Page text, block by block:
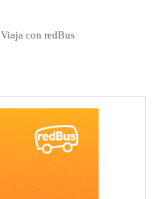
Viaja con redBus